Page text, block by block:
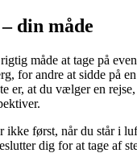
din måde
måde at tage på
for andre at sidde på
er, at du vælger en
ikke først, når du står i
dig for at tage af